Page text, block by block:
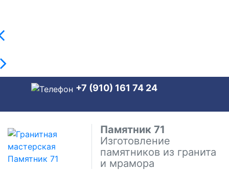
+7 (910) 161 74 24
Памятник 71
Изготовление
памятников из гранита
и мрамора